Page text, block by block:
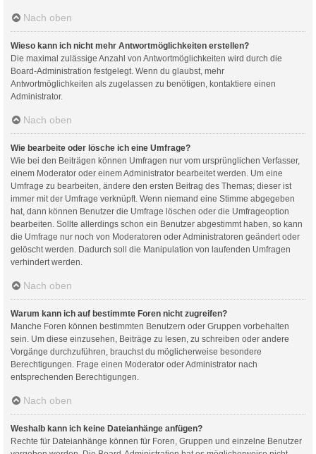
Nach oben
Wieso kann ich nicht mehr Antwortmöglichkeiten erstellen?
Die maximal zulässige Anzahl von Antwortmöglichkeiten wird durch die
Board-Administration festgelegt. Wenn du glaubst, mehr
Antwortmöglichkeiten als zugelassen zu benötigen, kontaktiere einen
Administrator.
Nach oben
Wie bearbeite oder lösche ich eine Umfrage?
Wie bei den Beiträgen können Umfragen nur vom ursprünglichen Verfasser,
einem Moderator oder einem Administrator bearbeitet werden. Um eine
Umfrage zu bearbeiten, ändere den ersten Beitrag des Themas; dieser ist
immer mit der Umfrage verknüpft. Wenn niemand eine Stimme abgegeben
hat, dann können Benutzer die Umfrage löschen oder die Umfrageoption
bearbeiten. Sollte allerdings schon ein Benutzer abgestimmt haben, so kann
die Umfrage nur noch von Moderatoren oder Administratoren geändert oder
gelöscht werden. Dadurch soll die Manipulation von laufenden Umfragen
verhindert werden.
Nach oben
Warum kann ich auf bestimmte Foren nicht zugreifen?
Manche Foren können bestimmten Benutzern oder Gruppen vorbehalten
sein. Um diese einzusehen, Beiträge zu lesen, zu schreiben oder andere
Vorgänge durchzuführen, brauchst du möglicherweise besondere
Berechtigungen. Frage einen Moderator oder Administrator nach
entsprechenden Berechtigungen.
Nach oben
Weshalb kann ich keine Dateianhänge anfügen?
Rechte für Dateianhänge können für Foren, Gruppen und einzelne Benutzer